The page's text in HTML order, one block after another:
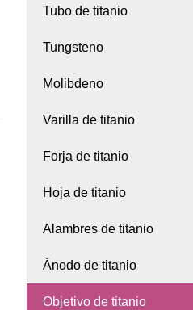
Tubo de titanio
Tungsteno
Molibdeno
Varilla de titanio
Forja de titanio
Hoja de titanio
Alambres de titanio
Ánodo de titanio
Objetivo de titanio